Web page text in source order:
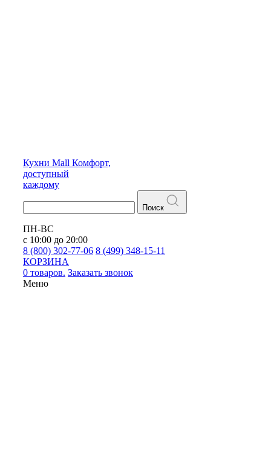
Кухни Mall Комфорт,
доступный
каждому
Поиск
ПН-ВС
с 10:00 до 20:00
8 (800) 302-77-06 8 (499) 348-15-11
КОРЗИНА
0 товаров. Заказать звонок
Меню